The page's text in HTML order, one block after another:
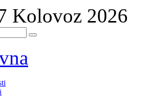
Kolovoz 2026